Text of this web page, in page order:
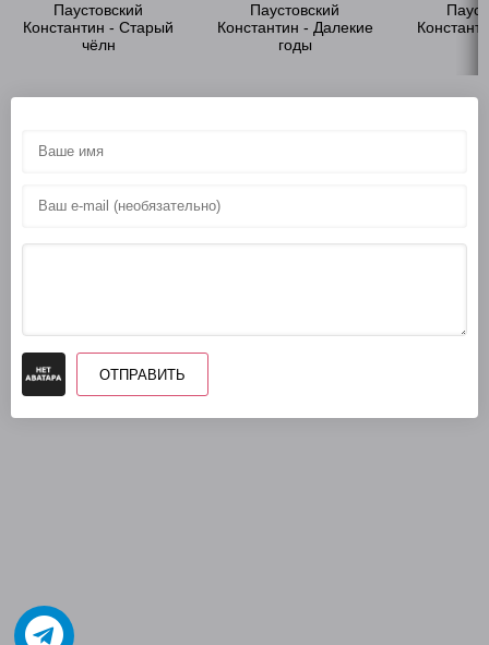
Паустовский
Константин - Старый
чёлн
Паустовский
Константин - Далекие
годы
ОТПРАВИТЬ